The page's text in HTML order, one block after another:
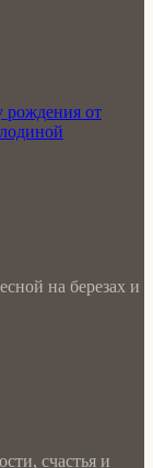
рождения от
на березах и
счастья и